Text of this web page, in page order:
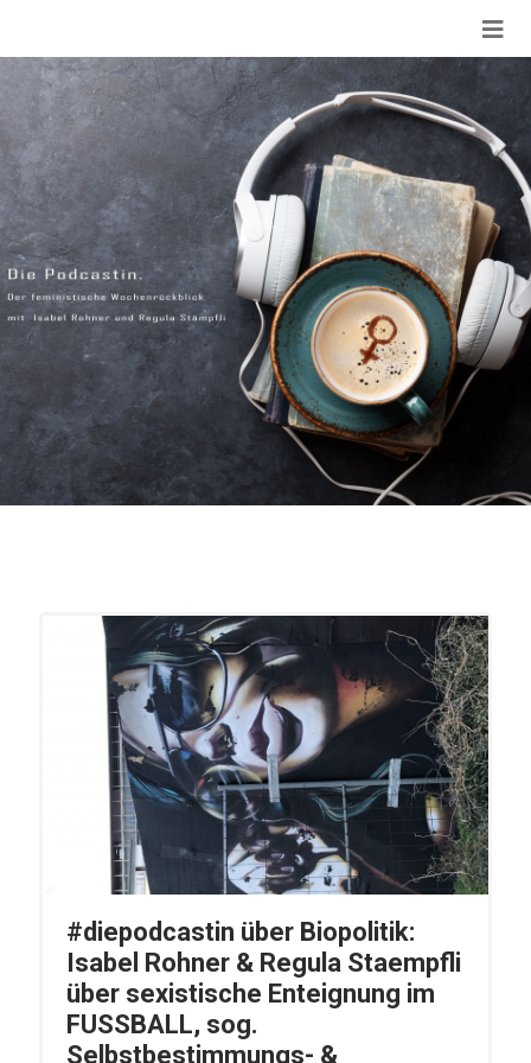
#diepodcastin über Biopolitik:
Isabel Rohner & Regula Staempfli
über sexistische Enteignung im
FUSSBALL, sog.
Selbstbestimmungs- &